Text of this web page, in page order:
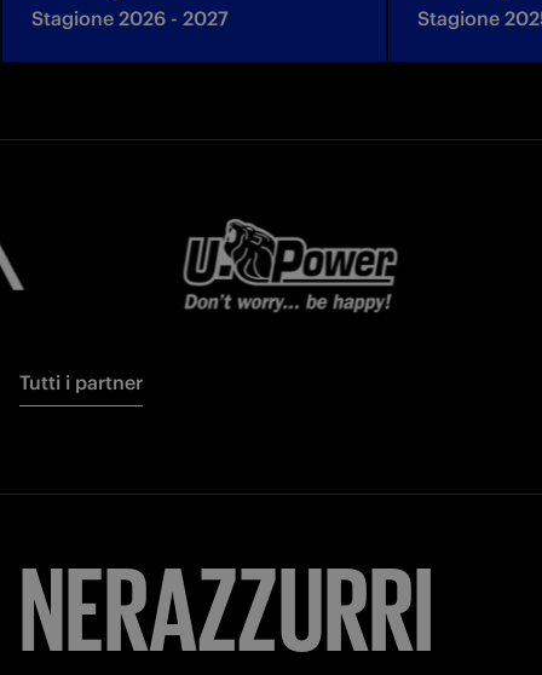
Stagione 2026 - 2027 Stagione
Tutti i partner
FORZAINTER